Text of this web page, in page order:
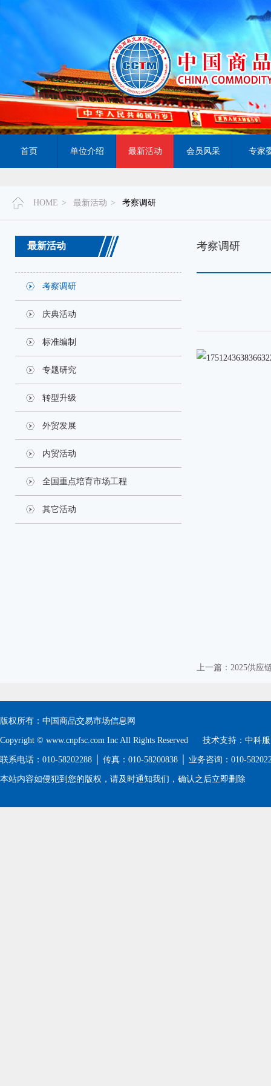
首页 单位介绍 最新活动 会员风采 专家
HOME > 最新活动 > 考察调研
最新活动
考察调研
庆典活动
标准编制
专题研究
转型升级
外贸发展
内贸活动
全国重点培育市场工程
其它活动
考察调研
上一篇：2025供应
版权所有：中国商品交易市场信息网
Copyright © www.cnpfsc.com Inc All Rights Reserved 技术支持： 中科服
联系电话：010-58202288 │ 传真：010-58200838 │ 业务咨询：010-
本站内容如侵犯到您的版权，请及时通知我们，确认之后立即删除